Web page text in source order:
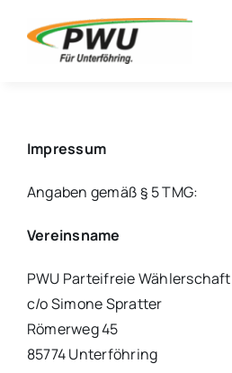
Impressum
Angaben gemäß § 5 TMG:
Vereinsname
PWU Parteifreie
c/o Simone Spratter
Römerweg 45
85774 Unterföhring